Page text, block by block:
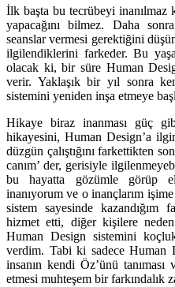
İlk başta bu tecrübeyi
yapacağını bilmez. Daha
seanslar vermesi gerektiğini
ilgilendiklerini farkeder. Bu
olacak ki, bir süre Human
verir. Yaklaşık bir yıl sonra
sistemini yeniden inşa etmeye
Hikaye biraz inanması güç
hikayesini, Human Design’a
düzgün çalıştığını farkettikten
canım’ der, gerisiyle
bu hayatta gözümle görüp
inanıyorum ve o inançlarım
sistem sayesinde kazandığım
hizmet etti, diğer kişilere
Human Design sistemini
verdim. Tabi ki sadece Human
insanın kendi Öz’ünü
etmesi muhteşem bir farkındalık